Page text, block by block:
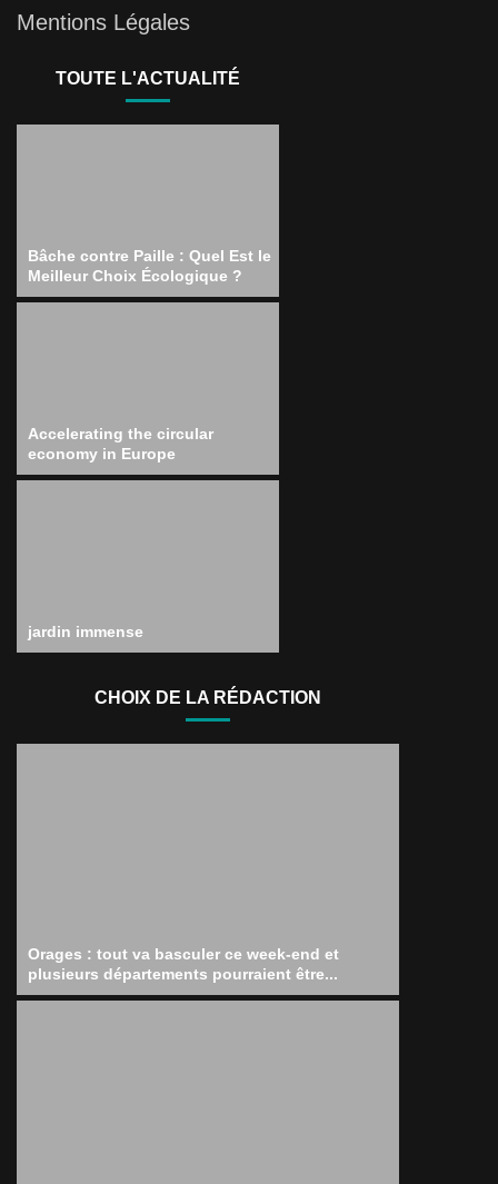
Mentions Légales
TOUTE L'ACTUALITÉ
Bâche contre Paille : Quel Est le
Meilleur Choix Écologique ?
Accelerating the circular
economy in Europe
jardin immense
CHOIX DE LA RÉDACTION
Orages : tout va basculer ce week-end et
plusieurs départements pourraient être...